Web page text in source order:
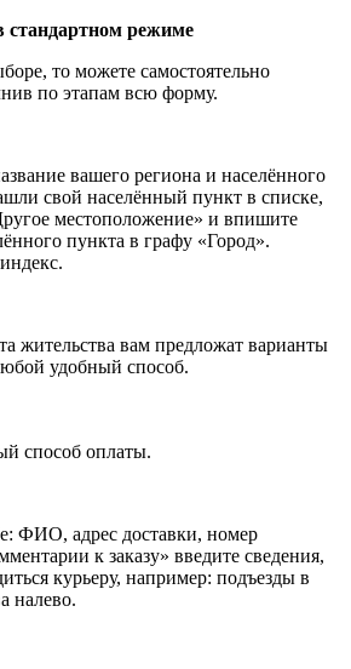
стандартном режиме
то можете самостоятельно
по этапам всю форму.
вашего региона и населённого
свой населённый пункт в списке,
местоположение» и впишите
пункта в графу «Город».
жительства вам предложат варианты
удобный способ.
способ оплаты.
ФИО, адрес доставки, номер
к заказу» введите сведения,
курьеру, например: подъезды в
налево.